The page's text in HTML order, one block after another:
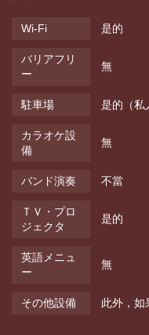
Wi-Fi 是的
バリアフリ
ー
無
駐車場 是的（私
カラオケ設
備
無
バンド演奏 不當
ＴＶ・プロ
ジェクタ
是的
英語メニュ
ー
無
その他設備 此外，如